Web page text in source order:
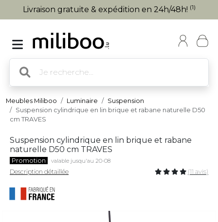
Livraison gratuite & expédition en 24h/48h! (1)
Meubles Miliboo Luminaire
Suspension
Suspension cylindrique en lin brique et rabane naturelle D50
cm TRAVES
Suspension cylindrique en lin brique et rabane
naturelle D50 cm TRAVES
Promotion valable jusqu'au 20-08
Description détaillée (11 avis)